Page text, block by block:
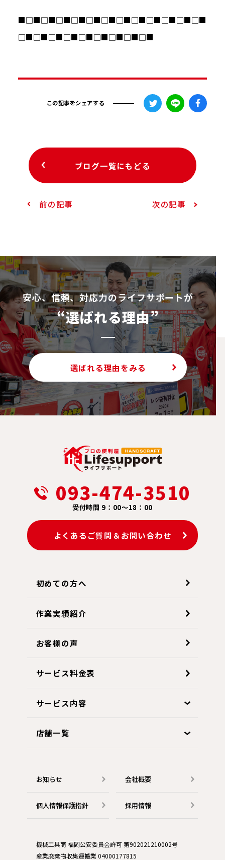
■□■□■□■□■□■□■□■□■□■□■□■□■
□■□■□■□■□■□■□■□■□■
この記事をシェアする
前の記事
ブログ一覧にもどる
次の記事
安⼼、信頼、対応⼒のライフサポートが
“選ばれる理由”
選ばれる理由をみる
093-474-3510
受付時間 9：00～18：00
よくあるご質問＆お問い合わせ
初めての方へ
作業実績紹介
お客様の声
サービス料金表
サービス内容
店舗一覧
お知らせ 会社概要
個人情報保護指針 採用情報
機械工具商 福岡公安委員会許可 第902021210002号
産業廃棄物収集運搬業 04000177815